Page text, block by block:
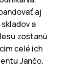
aj
a
zostanú
celé ich
Jančo.